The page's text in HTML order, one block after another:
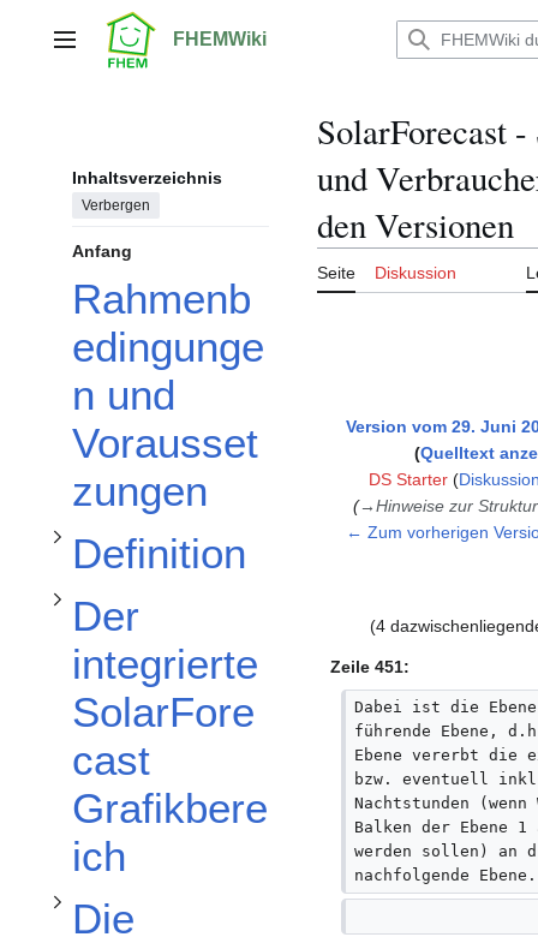
springenHauptmenü FHEMWiki
Inhaltsverzeichnis
Verbergen
Anfang
Rahmenb
edingunge
n und
Vorausset
zungen
Definition
Unterabschnitt Definition umschalten
Der
integrierte
SolarFore
cast
Grafikbere
ich
Unterabschnitt Der integrierte SolarForecast Grafikbereich umschalten
Die
Unterabschnitt Die Verbrauchsprognose umschalten
SolarForecast
und
den Versionen
Seite Diskussion
Version vom 29. Juni
Quelltext
DS Starter (
→Hinweise zur
← Zum vorherigen
(4
Zeile 451:
Dabei ist die
führende Ebene,
Ebene vererbt die
bzw. eventuell
Nachtstunden
Balken der Ebene
werden sollen) an
nachfolgende Ebene.